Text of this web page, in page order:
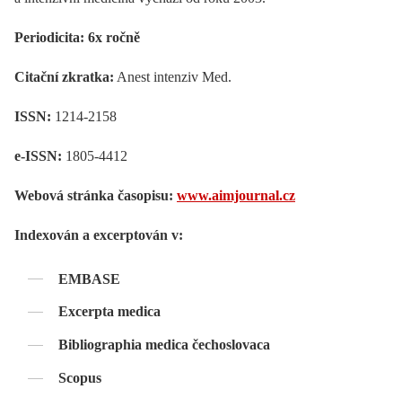
Periodicita: 6x ročně
Citační zkratka: Anest intenziv Med.
ISSN: 1214-2158
e-ISSN: 1805-4412
Webová stránka časopisu: www.aimjournal.cz
Indexován a excerptován v:
EMBASE
Excerpta medica
Bibliographia medica čechoslovaca
Scopus